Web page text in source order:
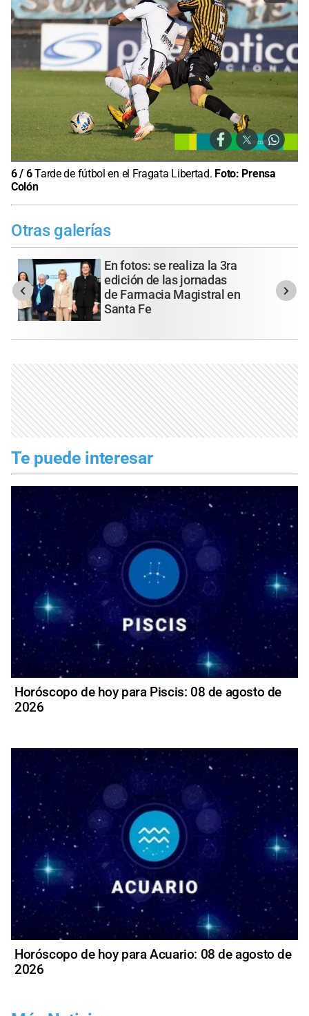
6/ 6Tarde de fútbol en el Fragata Libertad. Foto: Prensa
Colón
Otras galerías
En fotos: se realiza la 3ra
edición de las jornadas
de Farmacia Magistral en
Santa Fe
Te puede interesar
Horóscopo de hoy para Piscis: 08 de agosto de
2026
Horóscopo de hoy para Acuario: 08 de agosto de
2026